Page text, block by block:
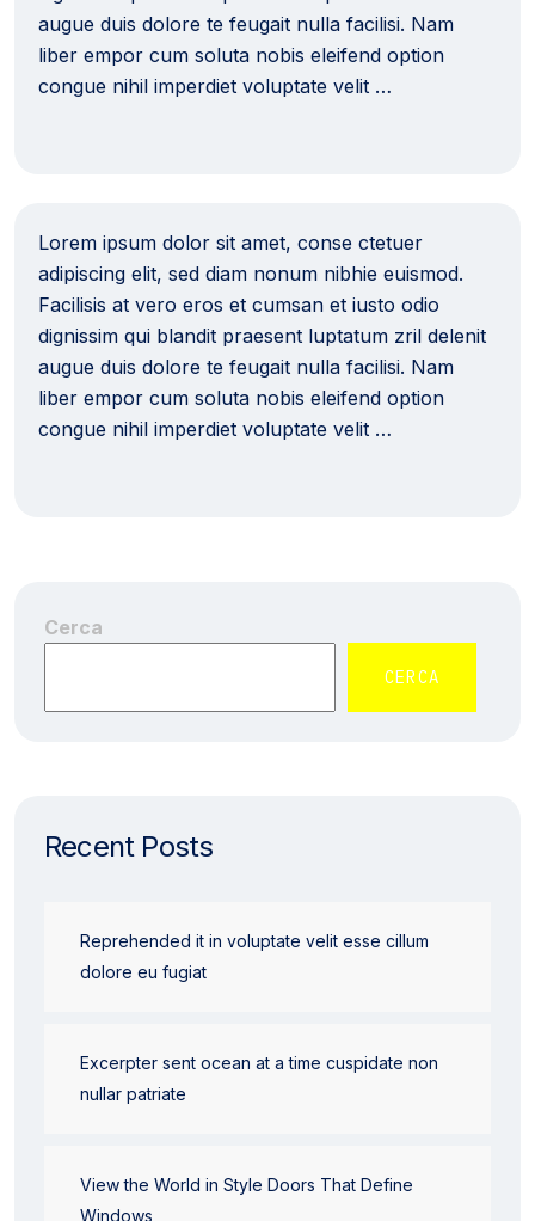
augue duis dolore te feugait nulla facilisi. Nam
liber empor cum soluta nobis eleifend option
congue nihil imperdiet voluptate velit …
Lorem ipsum dolor sit amet, conse ctetuer
adipiscing elit, sed diam nonum nibhie euismod.
Facilisis at vero eros et cumsan et iusto odio
dignissim qui blandit praesent luptatum zril delenit
augue duis dolore te feugait nulla facilisi. Nam
liber empor cum soluta nobis eleifend option
congue nihil imperdiet voluptate velit …
Cerca
CERCA
Recent Posts
Reprehended it in voluptate velit esse cillum
dolore eu fugiat
Excerpter sent ocean at a time cuspidate non
nullar patriate
View the World in Style Doors That Define
Windows